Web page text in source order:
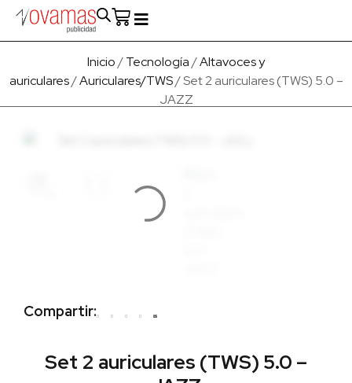
Inicio/Tecnología/Altavoces y
auriculares/Auriculares/TWS/ Set 2 auriculares (TWS) 5.0 –
JAZZ
Set 2 auriculares (TWS) 5.0 –
Compartir: